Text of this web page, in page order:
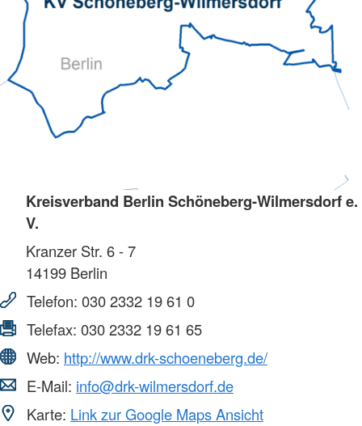
Kreisverband Berlin Schöneberg-Wilmersdorf e.
V.
Kranzer Str. 6 - 7
14199 Berlin
Telefon: 030 2332 19 61 0
Telefax: 030 2332 19 61 65
Web: http://www.drk-schoeneberg.de/
E-Mail: info@drk-wilmersdorf.de
Karte: Link zur Google Maps Ansicht